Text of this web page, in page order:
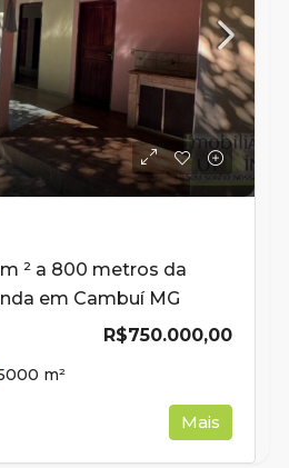
² a 800 metros da
em Cambuí MG
R$750.000,00
m²
Mais